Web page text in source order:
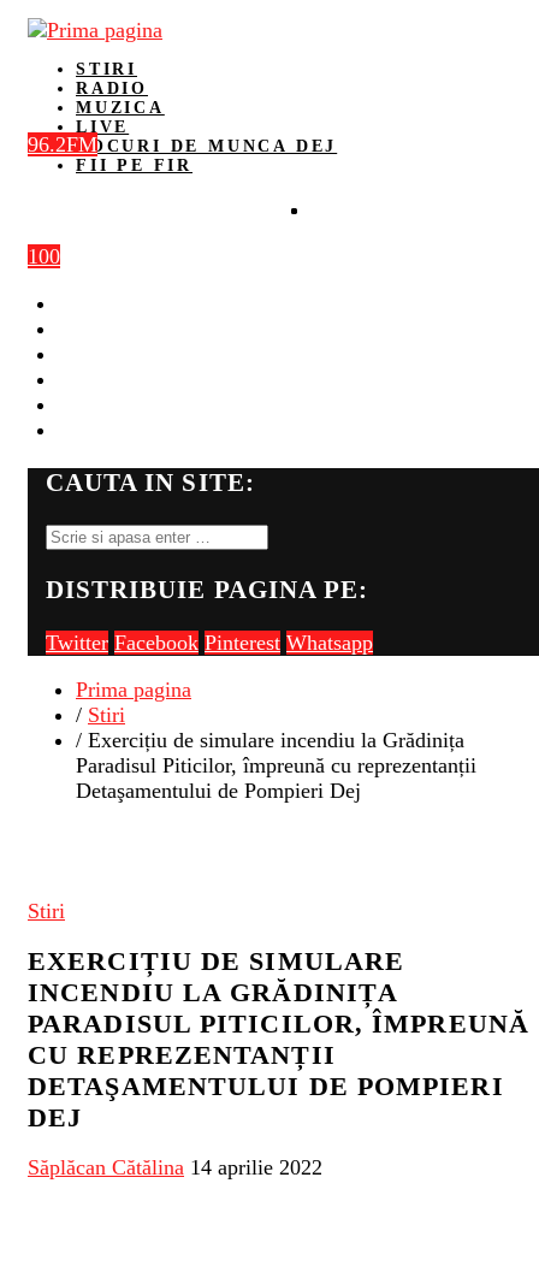
STIRI
RADIO
MUZICA
LIVE
LOCURI DE MUNCA DEJ
FII PE FIR
100
96.2FM
CAUTA IN SITE:
DISTRIBUIE PAGINA PE:
Twitter Facebook Pinterest Whatsapp
Prima pagina
/ Stiri
/ Exercițiu de simulare incendiu la Grădinița
Paradisul Piticilor, împreună cu reprezentanții
Detaşamentului de Pompieri Dej
Stiri
EXERCIȚIU DE SIMULARE
INCENDIU LA GRĂDINIȚA
PARADISUL PITICILOR, ÎMPREUNĂ
CU REPREZENTANȚII
DETAŞAMENTULUI DE POMPIERI
DEJ
Săplăcan Cătălina 14 aprilie 2022